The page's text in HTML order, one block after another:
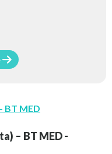
BT MED
– BT MED -